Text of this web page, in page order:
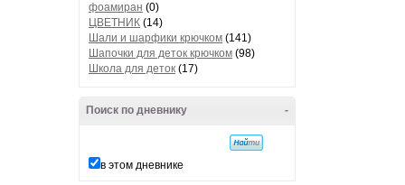
фоамиран (0)
ЦВЕТНИК (14)
Шали и шарфики крючком (141)
Шапочки для деток крючком (98)
Школа для деток (17)
-
Поиск по дневнику
в этом дневнике